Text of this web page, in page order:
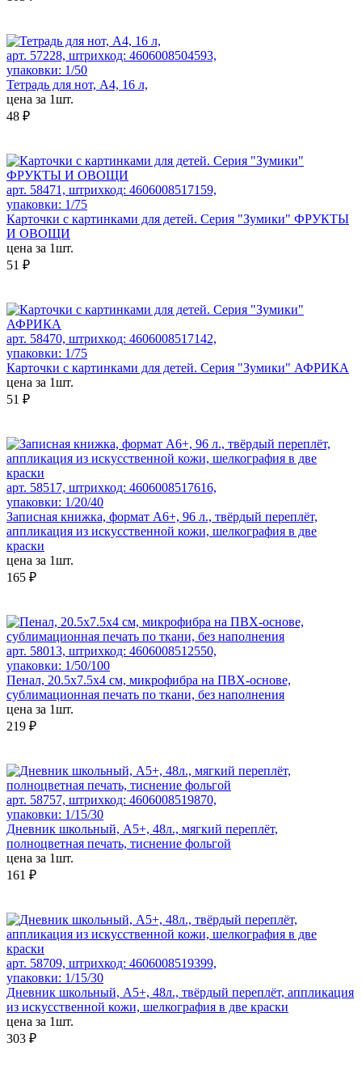
арт. 57228, штрихкод: 4606008504593,
упаковки: 1/50
Тетрадь для нот, А4, 16 л,
цена за 1шт.
48 ₽
арт. 58471, штрихкод: 4606008517159,
упаковки: 1/75
Карточки с картинками для детей. Серия "Зумики" ФРУКТЫ
И ОВОЩИ
цена за 1шт.
51 ₽
арт. 58470, штрихкод: 4606008517142,
упаковки: 1/75
Карточки с картинками для детей. Серия "Зумики" АФРИКА
цена за 1шт.
51 ₽
арт. 58517, штрихкод: 4606008517616,
упаковки: 1/20/40
Записная книжка, формат А6+, 96 л., твёрдый переплёт,
аппликация из искусственной кожи, шелкография в две
краски
цена за 1шт.
165 ₽
арт. 58013, штрихкод: 4606008512550,
упаковки: 1/50/100
Пенал, 20.5х7.5х4 см, микрофибра на ПВХ-основе,
сублимационная печать по ткани, без наполнения
цена за 1шт.
219 ₽
арт. 58757, штрихкод: 4606008519870,
упаковки: 1/15/30
Дневник школьный, А5+, 48л., мягкий переплёт,
полноцветная печать, тиснение фольгой
цена за 1шт.
161 ₽
арт. 58709, штрихкод: 4606008519399,
упаковки: 1/15/30
Дневник школьный, А5+, 48л., твёрдый переплёт, аппликация
из искусственной кожи, шелкография в две краски
цена за 1шт.
303 ₽